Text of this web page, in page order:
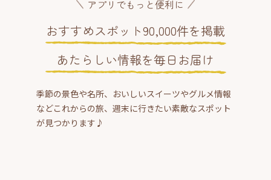
アプリでもっと便利に
おすすめスポット90,000件を掲載
あたらしい情報を毎日お届け
季節の景色や名所、おいしいスイーツやグルメ情報
などこれからの旅、週末に行きたい素敵なスポット
が見つかります♪